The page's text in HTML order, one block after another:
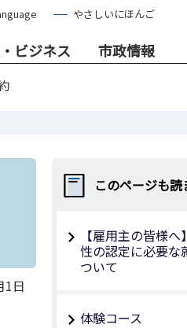
やさしいにほんご
ビジネス 市政情報
1日
このページも
【雇用主の皆様
性の認定に必要な
ついて
体験コース